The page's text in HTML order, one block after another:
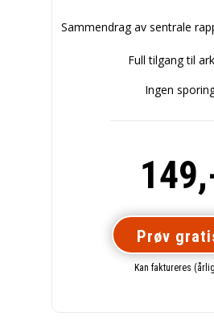
Sammendrag av sentrale
Full tilgang til
Ingen
Prøv
Kan faktureres